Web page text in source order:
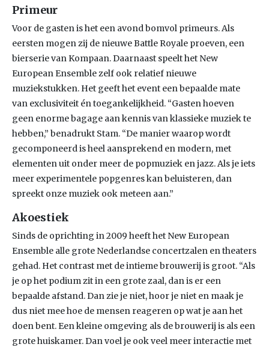
Primeur
Voor de gasten is het een avond bomvol primeurs. Als
eersten mogen zij de nieuwe Battle Royale proeven, een
bierserie van Kompaan. Daarnaast speelt het New
European Ensemble zelf ook relatief nieuwe
muziekstukken. Het geeft het event een bepaalde mate
van exclusiviteit én toegankelijkheid. “Gasten hoeven
geen enorme bagage aan kennis van klassieke muziek te
hebben,” benadrukt Stam. “De manier waarop wordt
gecomponeerd is heel aansprekend en modern, met
elementen uit onder meer de popmuziek en jazz. Als je iets
meer experimentele popgenres kan beluisteren, dan
spreekt onze muziek ook meteen aan.”
Akoestiek
Sinds de oprichting in 2009 heeft het New European
Ensemble alle grote Nederlandse concertzalen en theaters
gehad. Het contrast met de intieme brouwerij is groot. “Als
je op het podium zit in een grote zaal, dan is er een
bepaalde afstand. Dan zie je niet, hoor je niet en maak je
dus niet mee hoe de mensen reageren op wat je aan het
doen bent. Een kleine omgeving als de brouwerij is als een
grote huiskamer. Dan voel je ook veel meer interactie met